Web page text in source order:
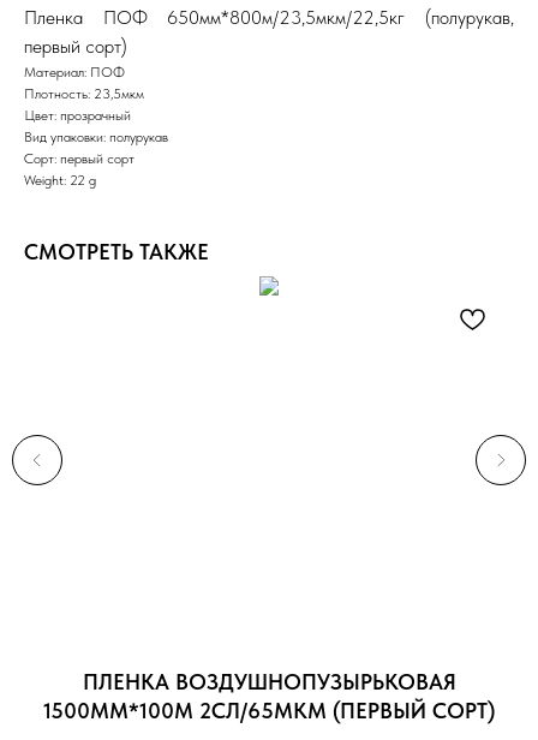
Пленка ПОФ 650мм*800м/23,5мкм/22,5кг (полурукав,
первый сорт)
Материал: ПОФ
Плотность: 23,5мкм
Цвет: прозрачный
Вид упаковки: полурукав
Сорт: первый сорт
Weight: 22 g
СМОТРЕТЬ ТАКЖЕ
ПЛЕНКА ВОЗДУШНОПУЗЫРЬКОВАЯ
1500ММ*100М 2СЛ/65МКМ (ПЕРВЫЙ СОРТ)